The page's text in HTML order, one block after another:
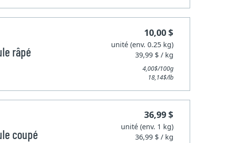
râpé
10,00 $
unité (env. 0.25 kg)
39,99 $ / kg
4,00$/100g
18,14$/lb
coupé
36,99 $
unité (env. 1 kg)
36,99 $ / kg